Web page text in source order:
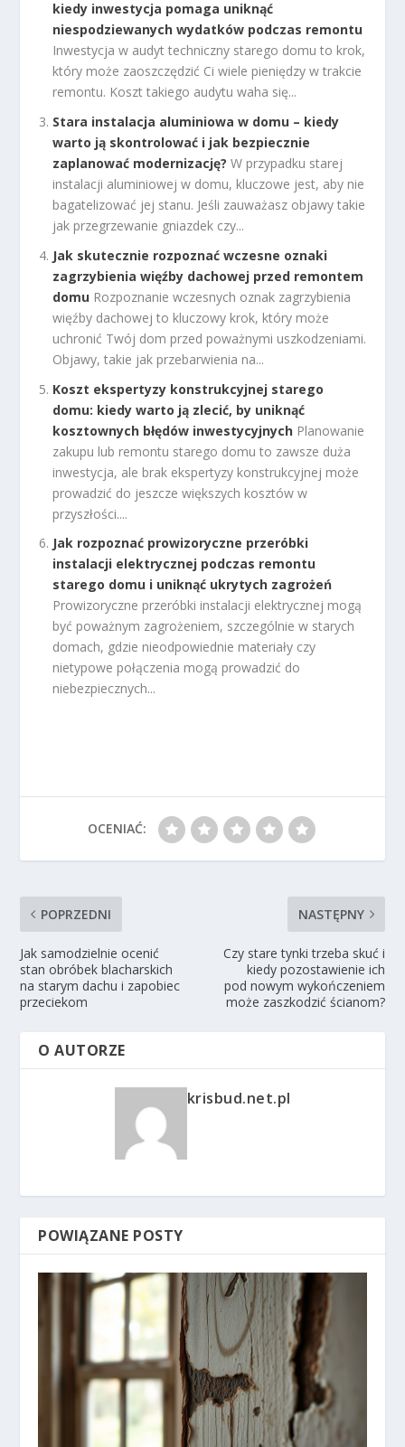
kiedy inwestycja pomaga uniknąć
niespodziewanych wydatków podczas remontu
Inwestycja w audyt techniczny starego domu to krok,
który może zaoszczędzić Ci wiele pieniędzy w trakcie
remontu. Koszt takiego audytu waha się...
Stara instalacja aluminiowa w domu – kiedy
warto ją skontrolować i jak bezpiecznie
zaplanować modernizację? W przypadku starej
instalacji aluminiowej w domu, kluczowe jest, aby nie
bagatelizować jej stanu. Jeśli zauważasz objawy takie
jak przegrzewanie gniazdek czy...
Jak skutecznie rozpoznać wczesne oznaki
zagrzybienia więźby dachowej przed remontem
domu Rozpoznanie wczesnych oznak zagrzybienia
więźby dachowej to kluczowy krok, który może
uchronić Twój dom przed poważnymi uszkodzeniami.
Objawy, takie jak przebarwienia na...
Koszt ekspertyzy konstrukcyjnej starego
domu: kiedy warto ją zlecić, by uniknąć
kosztownych błędów inwestycyjnych Planowanie
zakupu lub remontu starego domu to zawsze duża
inwestycja, ale brak ekspertyzy konstrukcyjnej może
prowadzić do jeszcze większych kosztów w
przyszłości....
Jak rozpoznać prowizoryczne przeróbki
instalacji elektrycznej podczas remontu
starego domu i uniknąć ukrytych zagrożeń
Prowizoryczne przeróbki instalacji elektrycznej mogą
być poważnym zagrożeniem, szczególnie w starych
domach, gdzie nieodpowiednie materiały czy
nietypowe połączenia mogą prowadzić do
niebezpiecznych...
OCENIAĆ:
POPRZEDNI
Jak samodzielnie ocenić
stan obróbek blacharskich
na starym dachu i zapobiec
przeciekom
NASTĘPNY
Czy stare tynki trzeba skuć i
kiedy pozostawienie ich
pod nowym wykończeniem
może zaszkodzić ścianom?
O AUTORZE
krisbud.net.pl
POWIĄZANE POSTY